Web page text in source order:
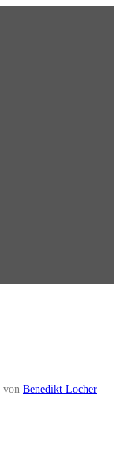
von Benedikt Locher